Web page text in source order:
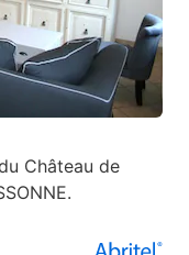
Château de